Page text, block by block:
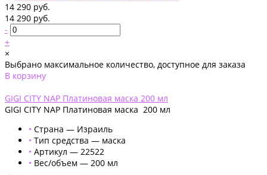
14 290 руб.
14 290 руб.
-
+
×
Выбрано максимальное количество, доступное для заказа
В корзину
GIGI CITY NAP Платиновая маска 200 мл
GIGI CITY NAP Платиновая маска 200 мл
• Страна — Израиль
• Тип средства — маска
• Артикул — 22522
• Вес/объем — 200 мл